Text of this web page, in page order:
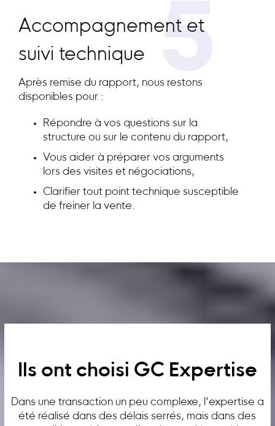
5
Accompagnement et
suivi technique
Après remise du rapport, nous restons
disponibles pour :
Répondre à vos questions sur la
structure ou sur le contenu du rapport,
Vous aider à préparer vos arguments
lors des visites et négociations,
Clarifier tout point technique susceptible
de freiner la vente.
Ils ont choisi GC Expertise
Dans une transaction un peu complexe, l’expertise a
été réalisé dans des délais serrés, mais dans des